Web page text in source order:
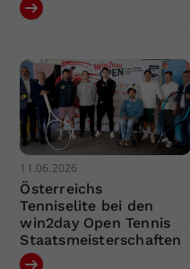
11.06.2026
Österreichs
Tenniselite bei den
win2day Open Tennis
Staatsmeisterschaften